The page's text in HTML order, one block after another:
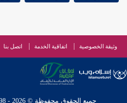
وثيقة الخصوصية اتفاقية الخدمة اتصل بنا
جميع الحقوق محفوظة © 2026 - 1998 لشبكة إسلام ويب